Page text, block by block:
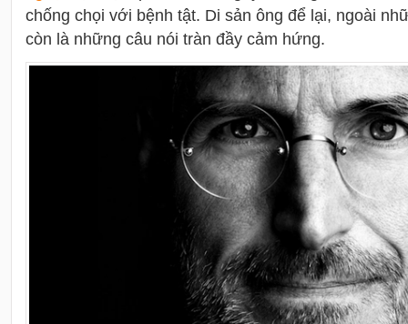
chống chọi với bệnh tật. Di sản ông để lại, ngoài
còn là những câu nói tràn đầy cảm hứng.